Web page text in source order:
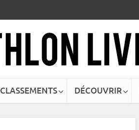
CLASSEMENTS DÉCOUVRIR